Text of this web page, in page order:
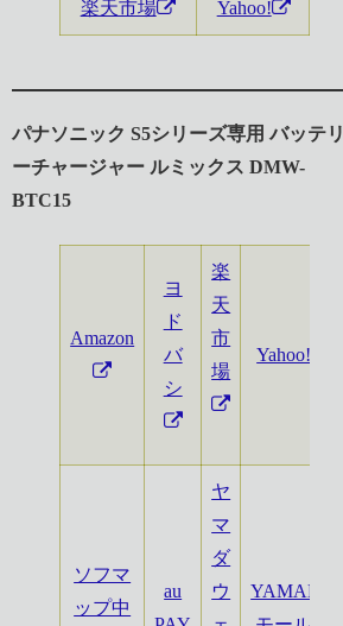
楽天市場 Yahoo!
パナソニック S5シリーズ専用 バッテリ
ーチャージャー ルミックス DMW-
BTC15
Amazon
ヨ
ド
バ
シ
楽
天
市
場
Yahoo!
ソフマ
ップ中
au
ヤ
マ
ダ
ウ
YAMADA